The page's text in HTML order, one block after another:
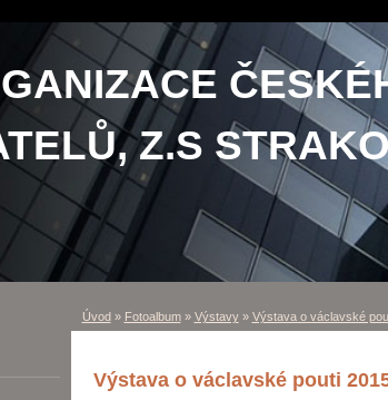
Z.S
Úvod» Fotoalbum» Výstavy» Výstava o václavské
Výstava o václavské pouti